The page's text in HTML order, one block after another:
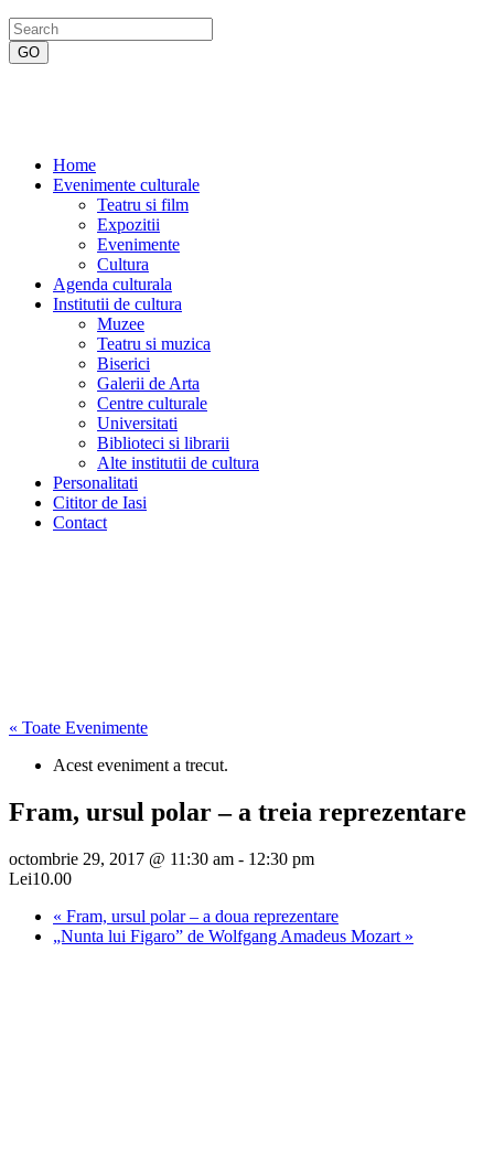
Home
Evenimente culturale
Teatru si film
Expozitii
Evenimente
Cultura
Agenda culturala
Institutii de cultura
Muzee
Teatru si muzica
Biserici
Galerii de Arta
Centre culturale
Universitati
Biblioteci si librarii
Alte institutii de cultura
Personalitati
Cititor de Iasi
Contact
« Toate Evenimente
Acest eveniment a trecut.
Fram, ursul polar – a treia reprezentare
octombrie 29, 2017 @ 11:30 am - 12:30 pm
Lei10.00
« Fram, ursul polar – a doua reprezentare
„Nunta lui Figaro” de Wolfgang Amadeus Mozart »